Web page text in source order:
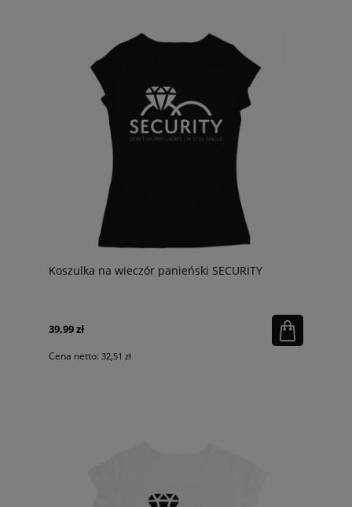
Koszulka na wieczór panieński SECURITY
39,99 zł
Cena netto: 32,51 zł